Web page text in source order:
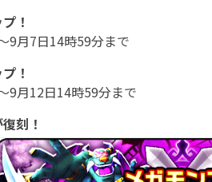
！
9月7日14時59分まで
！
9月12日14時59分まで
刻！